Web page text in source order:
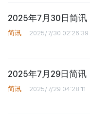
2025年7月30日简讯
简讯 2025/7/30 02:26:39
2025年7月29日简讯
简讯 2025/7/29 04:28:11